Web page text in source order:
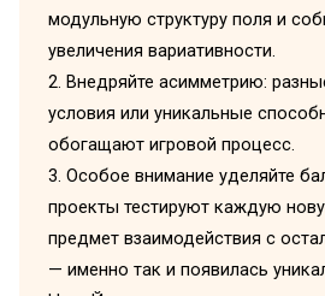
модульную структуру поля и
увеличения вариативности.
2. Внедряйте асимметрию:
условия или уникальные
обогащают игровой процесс.
3. Особое внимание уделяйте
проекты тестируют каждую
предмет взаимодействия с
— именно так и появилась